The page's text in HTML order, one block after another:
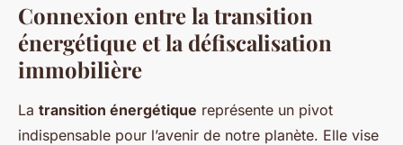
Boostez la transition
énergétique grâce à la
défiscalisation immobilière
innovante
Connexion entre la transition
énergétique et la défiscalisation
immobilière
La transition énergétique représente un pivot
indispensable pour l’avenir de notre planète. Elle vise